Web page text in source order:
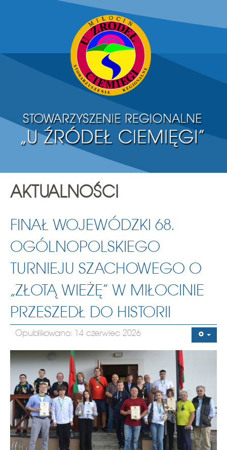
AKTUALNOŚCI
FINAŁ WOJEWÓDZKI 68.
OGÓLNOPOLSKIEGO
TURNIEJU SZACHOWEGO O
„ZŁOTĄ WIEŻĘ” W MIŁOCINIE
PRZESZEDŁ DO HISTORII
Opublikowano: 14 czerwiec 2026